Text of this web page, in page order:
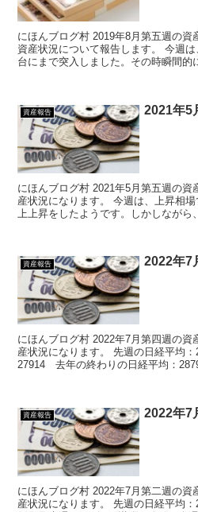
にほんブログ村 2019年8月第五週の
資産状況について報告します。 今週は、月曜日の朝一に為替が104円
台にまで突入しました。その時瞬間的
資産報告 2021年5
にほんブログ村 2021年5月第五週の資
産状況になります。 今週は、上昇相場でしたね。日経平均は800円以
上上昇をしたようです。しかしながら
資産報告 2022年7
にほんブログ村 2022年7月第四週の資
産状況になります。 先週の日経平均：26788 今週の日経平均：
27914 去年の終わりの日経平均：28791 先週のマザーズ
資産報告 2022年7
にほんブログ村 2022年7月第二週の資
産状況になります。 先週の日経平均：25935 今週の日経平均：